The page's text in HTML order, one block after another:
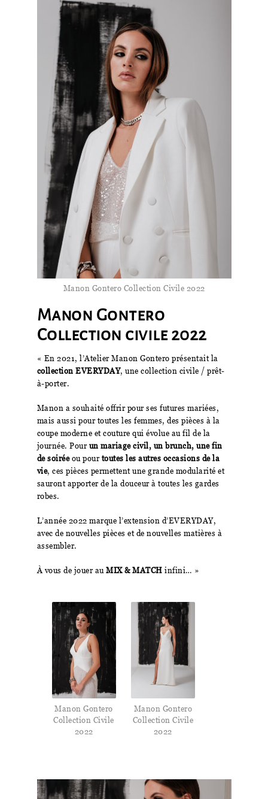
Manon Gontero Collection Civile 2022
Manon Gontero
Collection civile 2022
« En 2021, l’Atelier Manon Gontero présentait la
collection EVERYDAY, une collection civile / prêt-
à-porter.
Manon a souhaité offrir pour ses futures mariées,
mais aussi pour toutes les femmes, des pièces à la
coupe moderne et couture qui évolue au fil de la
journée. Pourun mariage civil, un brunch, une fin
de soiréeou pourtoutes les autres occasions de la
vie, ces pièces permettent une grande modularité et
sauront apporter de la douceur à toutes les gardes
robes.
L’année 2022 marque l’extension d’EVERYDAY,
avec de nouvelles pièces et de nouvelles matières à
assembler.
À vous de jouer auMIX & MATCH infini… »
Manon Gontero
Collection Civile
2022
Manon Gontero
Collection Civile
2022